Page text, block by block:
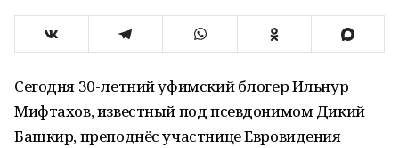
Сегодня 30-летний уфимский блогер Ильнур
Мифтахов, известный под псевдонимом Дикий
Башкир, преподнёс участнице Евровидения